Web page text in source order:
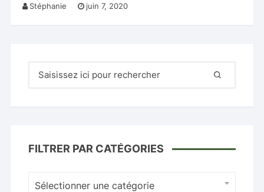
Stéphanie juin 7, 2020
pour
FILTRER PAR CATÉGORIES
Sélectionner une catégorie